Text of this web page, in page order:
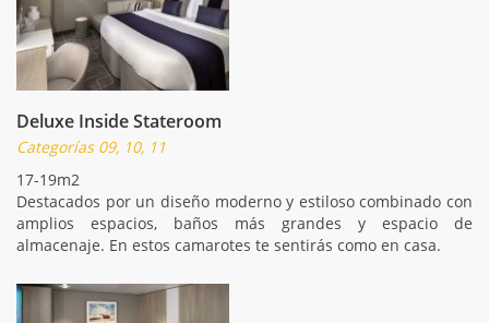
Deluxe Inside Stateroom
Categorías 09, 10, 11
17-19m2
Destacados por un diseño moderno y estiloso combinado con
amplios espacios, baños más grandes y espacio de
almacenaje. En estos camarotes te sentirás como en casa.